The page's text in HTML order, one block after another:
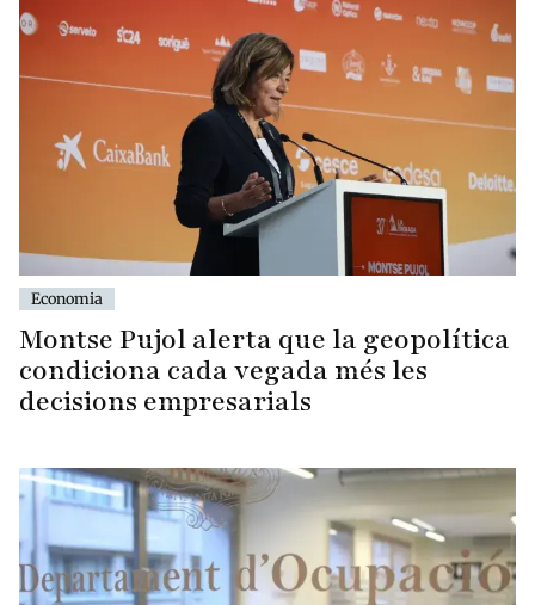
Economia
Montse Pujol alerta que la geopolítica
condiciona cada vegada més les
decisions empresarials